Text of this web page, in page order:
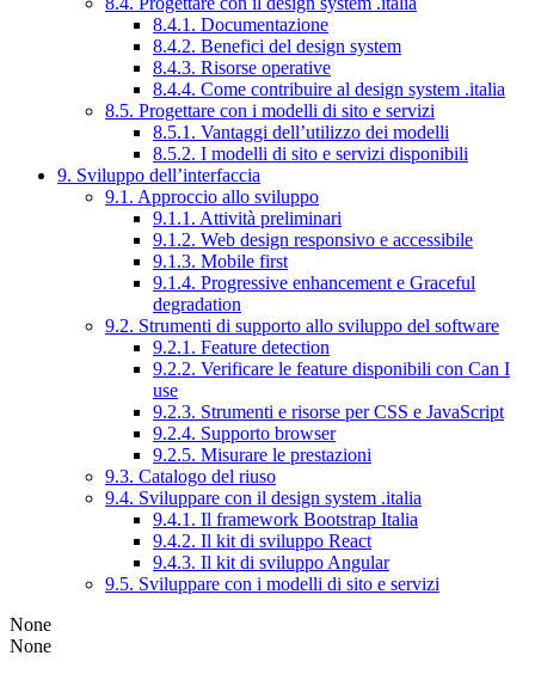
8.4.1. Documentazione
8.4.2. Benefici del design system
8.4.3. Risorse operative
8.4.4. Come contribuire al design system .italia
8.5. Progettare con i modelli di sito e servizi
8.5.1. Vantaggi dell’utilizzo dei modelli
8.5.2. I modelli di sito e servizi disponibili
9. Sviluppo dell’interfaccia
9.1. Approccio allo sviluppo
9.1.1. Attività preliminari
9.1.2. Web design responsivo e accessibile
9.1.3. Mobile first
9.1.4. Progressive enhancement e Graceful
degradation
9.2. Strumenti di supporto allo sviluppo del software
9.2.1. Feature detection
9.2.2. Verificare le feature disponibili con Can I
use
9.2.3. Strumenti e risorse per CSS e JavaScript
9.2.4. Supporto browser
9.2.5. Misurare le prestazioni
9.3. Catalogo del riuso
9.4. Sviluppare con il design system .italia
9.4.1. Il framework Bootstrap Italia
9.4.2. Il kit di sviluppo React
9.4.3. Il kit di sviluppo Angular
9.5. Sviluppare con i modelli di sito e servizi
None
None